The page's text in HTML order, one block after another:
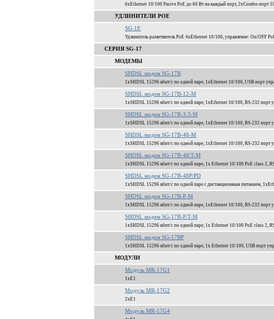
6xEthernet 10/100 Pasive PoE до 60 Вт на каждый порт, 2xCombo-порт
УДЛИНИТЕЛИ POE
SG-1E
Удлинитель-разветвитель PoE 4xEthernet 10/100, управление: On/OFF
СЕРИЯ SG-17
МОДЕМЫ
SHDSL модем SG-17B
1xSHDSL 15296 кбит/c по одной паре, 1xEthernet 10/100, USB порт
SHDSL модем SG-17B-12-M
1xSHDSL 15296 кбит/c по одной паре, 1xEthernet 10/100, RS-232 порт
SHDSL модем SG-17B-3.3-M
1xSHDSL 15296 кбит/c по одной паре, 1xEthernet 10/100, RS-232 порт
SHDSL модем SG-17B-48-M
1xSHDSL 15296 кбит/c по одной паре, 1xEthernet 10/100, RS-232 порт
SHDSL модем SG-17B-48/T-M
1xSHDSL 15296 кбит/c по одной паре, 1x Ethernet 10/100 PoE class 2,
SHDSL модем SG-17B-48P/PD
1xSHDSL 15296 кбит/c по одной паре с дистанционным питанием,
SHDSL модем SG-17B-P-M
1xSHDSL 15296 кбит/c по одной паре, 1xEthernet 10/100, RS-232 порт
SHDSL модем SG-17B-P/T-M
1xSHDSL 15296 кбит/c по одной паре, 1x Ethernet 10/100 PoE class 2,
SHDSL модем SG-17BP
1xSHDSL 15296 кбит/c по одной паре, 1x Ethernet 10/100, USB порт
МОДУЛИ
Модуль MR-17G1
1xЕ1
Модуль MR-17G2
2xЕ1
Модуль MR-17G4